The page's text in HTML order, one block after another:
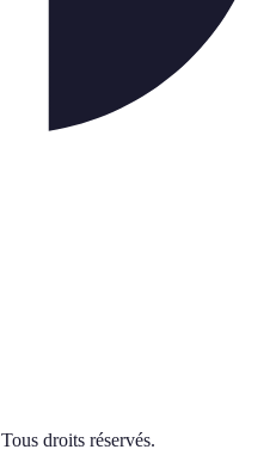
Tous droits réservés.